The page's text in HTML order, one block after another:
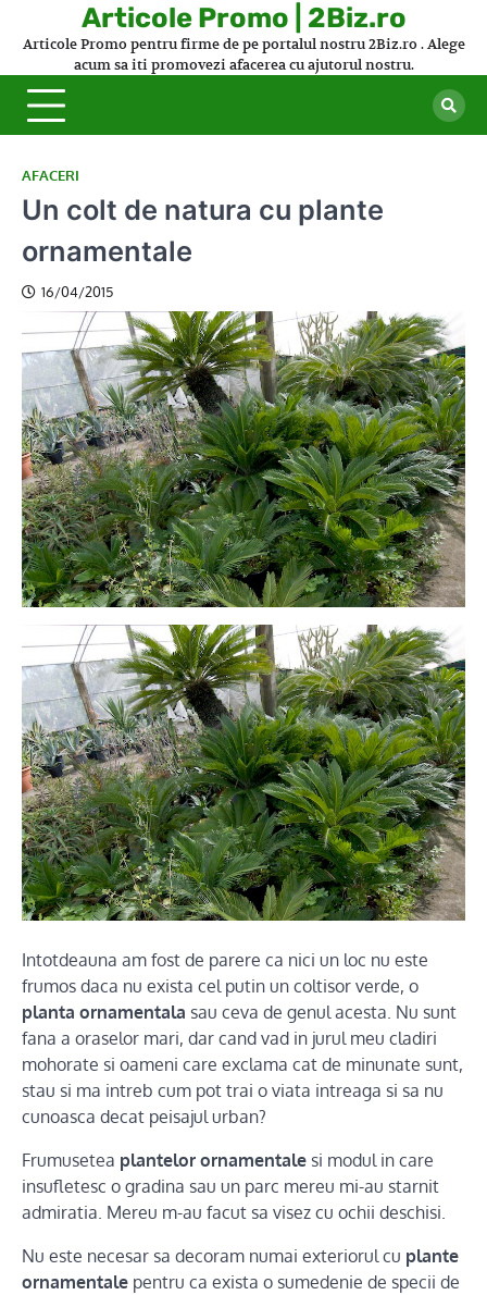
Articole Promo | 2Biz.ro
Articole Promo pentru firme de pe portalul nostru 2Biz.ro . Alege
acum sa iti promovezi afacerea cu ajutorul nostru.
AFACERI
Un colt de natura cu plante
ornamentale
16/04/2015
Intotdeauna am fost de parere ca nici un loc nu este
frumos daca nu exista cel putin un coltisor verde, o
planta ornamentala sau ceva de genul acesta. Nu sunt
fana a oraselor mari, dar cand vad in jurul meu cladiri
mohorate si oameni care exclama cat de minunate sunt,
stau si ma intreb cum pot trai o viata intreaga si sa nu
cunoasca decat peisajul urban?
Frumusetea plantelor ornamentale si modul in care
insufletesc o gradina sau un parc mereu mi-au starnit
admiratia. Mereu m-au facut sa visez cu ochii deschisi.
Nu este necesar sa decoram numai exteriorul cu plante
ornamentale pentru ca exista o sumedenie de specii de